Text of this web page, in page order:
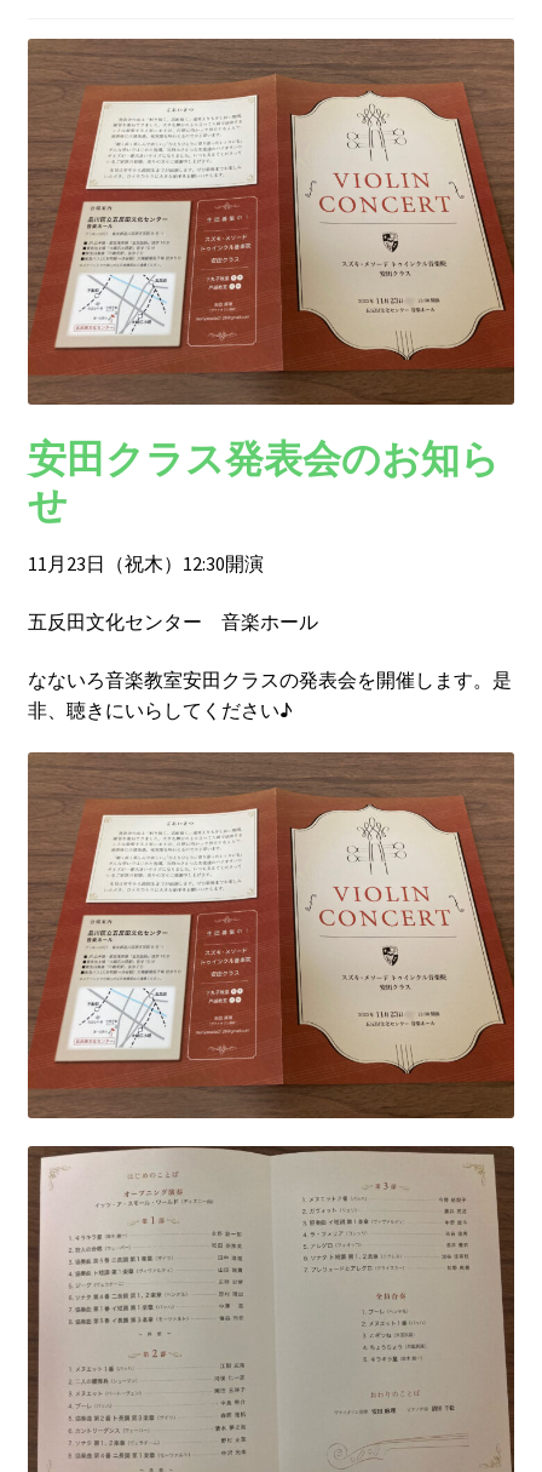
安田クラス発表会のお知ら
せ
11月23日（祝木）12:30開演
五反田文化センター 音楽ホール
なないろ音楽教室安田クラスの発表会を開催します。是
非、聴きにいらしてください♪